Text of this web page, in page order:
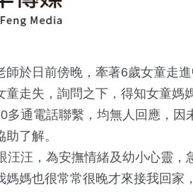
師於日前傍晚，牽著6歲女童走
走失，詢問之下，得知女童媽
通電話聯繫，均無人回應，因
了解。
汪，為安撫情緒及幼小心靈，
媽也很常常很晚才來接我回家